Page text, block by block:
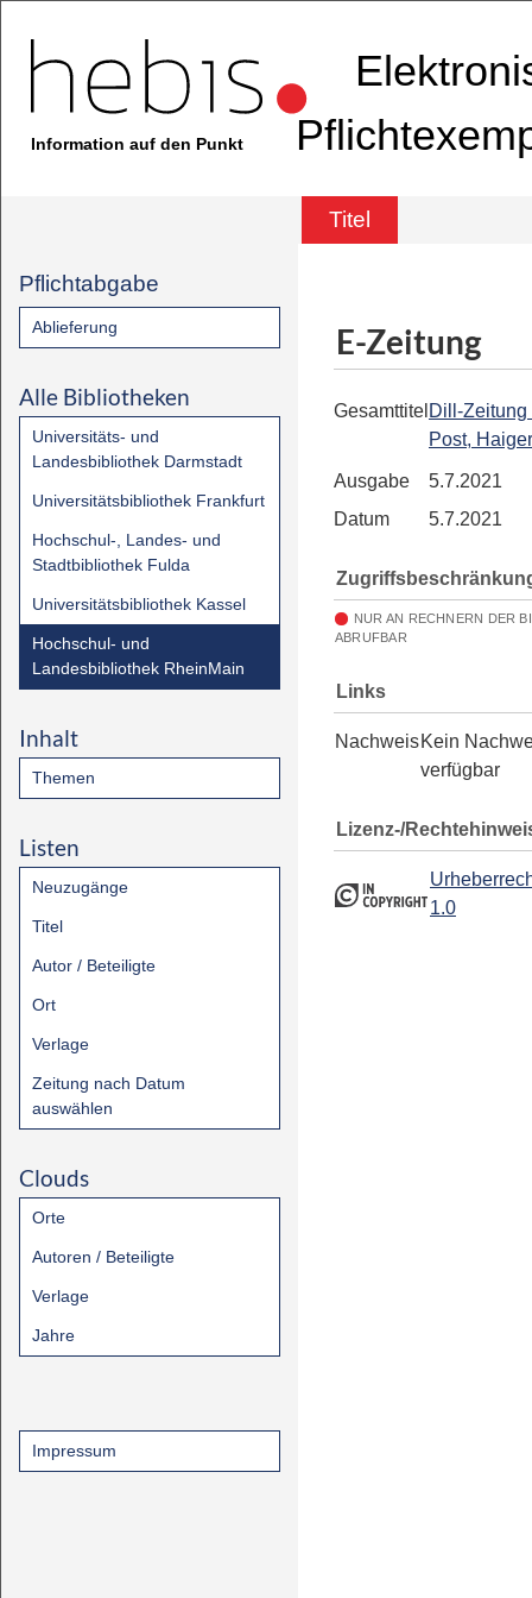
Information auf den Punkt
Titel
Pflichtabgabe
Ablieferung
Alle Bibliotheken
Universitäts- und
Landesbibliothek Darmstadt
Universitätsbibliothek Frankfurt
Hochschul-, Landes- und
Stadtbibliothek Fulda
Universitätsbibliothek Kassel
Hochschul- und
Landesbibliothek RheinMain
Inhalt
Themen
Listen
Neuzugänge
Titel
Autor / Beteiligte
Ort
Verlage
Zeitung nach Datum
auswählen
Clouds
Orte
Autoren / Beteiligte
Verlage
Jahre
Impressum
E-Zeitung
Gesamttitel Dill-Zeitung
Post,
Ausgabe
5.7.2021
Datum
5.7.2021
NUR AN RECHNERN DER
ABRUFBAR
Links
NachweisKein
verfügbar
Lizenz-/
1.0